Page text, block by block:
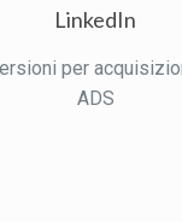
LinkedIn
per
ADS